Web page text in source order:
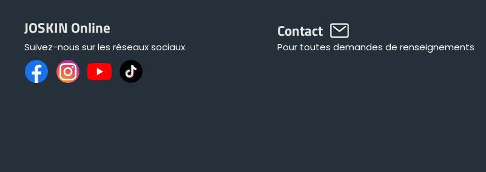
JOSKIN Online
Suivez-nous sur les réseaux sociaux
Contact
Pour toutes demandes de renseignements